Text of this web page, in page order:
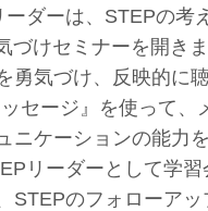
ーダーは、STEPの考
づけセミナーを開き
勇気づけ、反映的に
セージ』を使って、
ニケーションの能力
リーダーとして学習
STEPのフォローアッ